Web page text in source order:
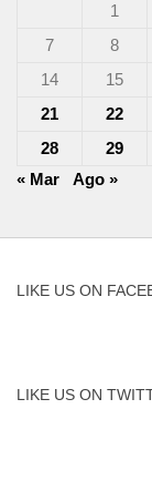
1
7
8
14
15
21
22
28
29
« Mar
Ago »
LIKE US ON
LIKE US ON